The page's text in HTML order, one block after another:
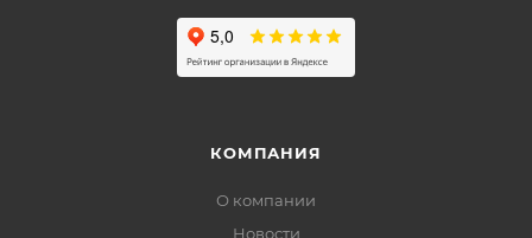
КОМПАНИЯ
О компании
Новости